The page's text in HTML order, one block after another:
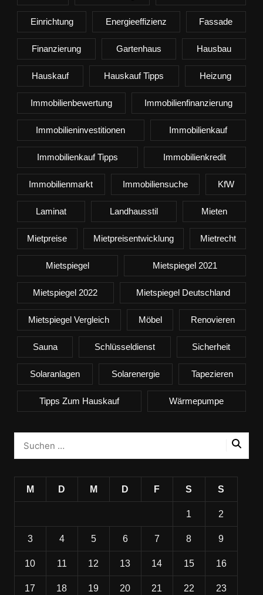
Einrichtung Energieeffizienz Fassade
Finanzierung Gartenhaus Hausbau
Hauskauf Hauskauf Tipps Heizung
Immobilienbewertung Immobilienfinanzierung
Immobilieninvestitionen Immobilienkauf
Immobilienkauf Tipps Immobilienkredit
Immobilienmarkt Immobiliensuche KfW
Laminat Landhausstil Mieten
Mietpreise Mietpreisentwicklung Mietrecht
Mietspiegel Mietspiegel 2021
Mietspiegel 2022 Mietspiegel Deutschland
Mietspiegel Vergleich Möbel Renovieren
Sauna Schlüsseldienst Sicherheit
Solaranlagen Solarenergie Tapezieren
Tipps Zum Hauskauf Wärmepumpe
M D M D F S S
1 2
3 4 5 6 7 8 9
10 11 12 13 14 15 16
17 18 19 20 21 22 23